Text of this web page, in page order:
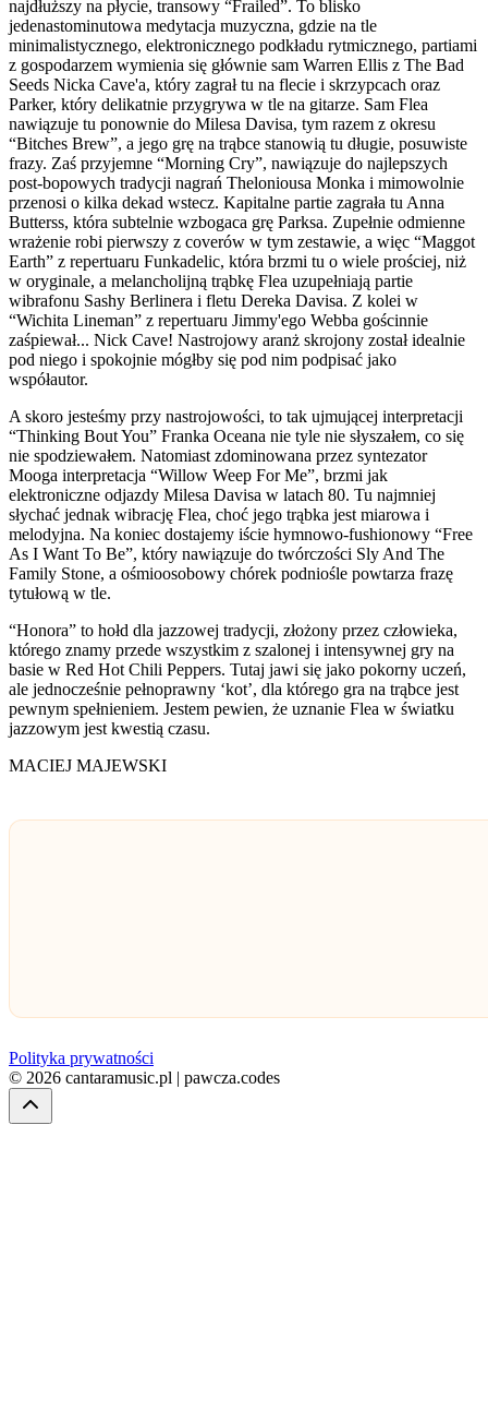
najdłuższy na płycie, transowy “Frailed”. To blisko
jedenastominutowa medytacja muzyczna, gdzie na tle
minimalistycznego, elektronicznego podkładu rytmicznego, partiami
z gospodarzem wymienia się głównie sam Warren Ellis z The Bad
Seeds Nicka Cave'a, który zagrał tu na flecie i skrzypcach oraz
Parker, który delikatnie przygrywa w tle na gitarze. Sam Flea
nawiązuje tu ponownie do Milesa Davisa, tym razem z okresu
“Bitches Brew”, a jego grę na trąbce stanowią tu długie, posuwiste
frazy. Zaś przyjemne “Morning Cry”, nawiązuje do najlepszych
post-bopowych tradycji nagrań Theloniousa Monka i mimowolnie
przenosi o kilka dekad wstecz. Kapitalne partie zagrała tu Anna
Butterss, która subtelnie wzbogaca grę Parksa. Zupełnie odmienne
wrażenie robi pierwszy z coverów w tym zestawie, a więc “Maggot
Earth” z repertuaru Funkadelic, która brzmi tu o wiele prościej, niż
w oryginale, a melancholijną trąbkę Flea uzupełniają partie
wibrafonu Sashy Berlinera i fletu Dereka Davisa. Z kolei w
“Wichita Lineman” z repertuaru Jimmy'ego Webba gościnnie
zaśpiewał... Nick Cave! Nastrojowy aranż skrojony został idealnie
pod niego i spokojnie mógłby się pod nim podpisać jako
współautor.
A skoro jesteśmy przy nastrojowości, to tak ujmującej interpretacji
“Thinking Bout You” Franka Oceana nie tyle nie słyszałem, co się
nie spodziewałem. Natomiast zdominowana przez syntezator
Mooga interpretacja “Willow Weep For Me”, brzmi jak
elektroniczne odjazdy Milesa Davisa w latach 80. Tu najmniej
słychać jednak wibrację Flea, choć jego trąbka jest miarowa i
melodyjna. Na koniec dostajemy iście hymnowo-fushionowy “Free
As I Want To Be”, który nawiązuje do twórczości Sly And The
Family Stone, a ośmioosobowy chórek podniośle powtarza frazę
tytułową w tle.
“Honora” to hołd dla jazzowej tradycji, złożony przez człowieka,
którego znamy przede wszystkim z szalonej i intensywnej gry na
basie w Red Hot Chili Peppers. Tutaj jawi się jako pokorny uczeń,
ale jednocześnie pełnoprawny ‘kot’, dla którego gra na trąbce jest
pewnym spełnieniem. Jestem pewien, że uznanie Flea w światku
jazzowym jest kwestią czasu.
MACIEJ MAJEWSKI
Polityka prywatności
© 2026 cantaramusic.pl | pawcza.codes